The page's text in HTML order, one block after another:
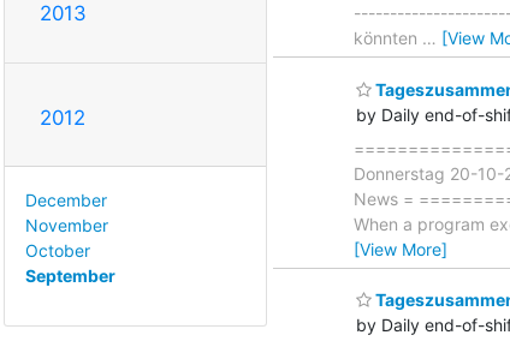
2013
2012
December
November
October
September
könnten … [View
by Daily end-of-
Donnerstag 20-
News =
When a program
[View More]
by Daily end-of-